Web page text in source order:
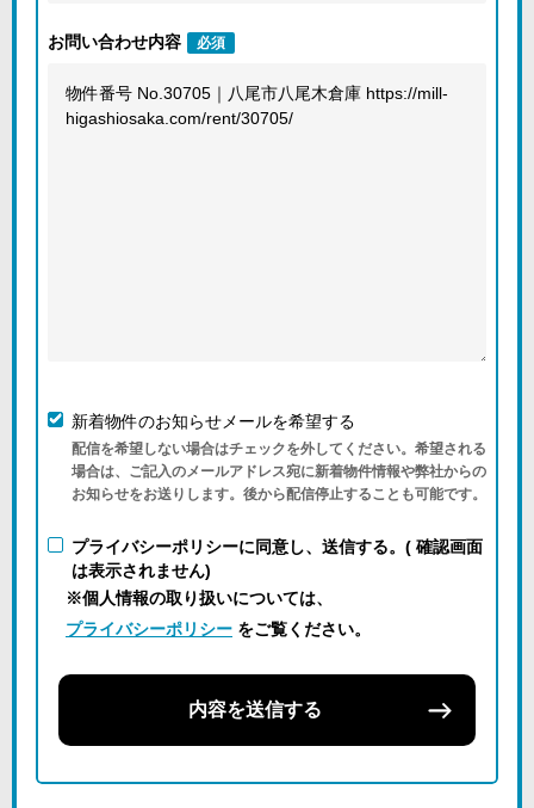
お問い合わせ内容 必須
新着物件のお知らせメールを希望する
配信を希望しない場合はチェックを外してください。希望される
場合は、ご記入のメールアドレス宛に新着物件情報や弊社からの
お知らせをお送りします。後から配信停止することも可能です。
プライバシーポリシーに同意し、送信する。( 確認画面
は表示されません)
※個人情報の取り扱いについては、
プライバシーポリシー をご覧ください。
内容を送信する